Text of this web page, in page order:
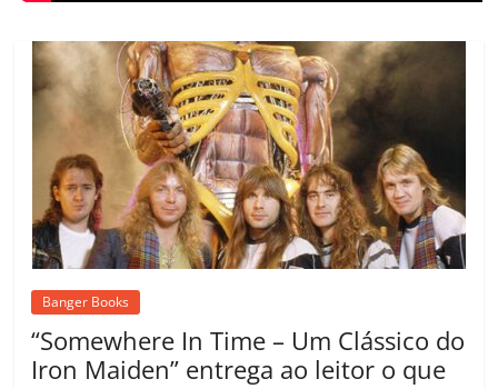
Banger Books
“Somewhere In Time – Um Clássico do
Iron Maiden” entrega ao leitor o que